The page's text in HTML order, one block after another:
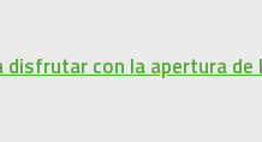
disfrutar con la apertura